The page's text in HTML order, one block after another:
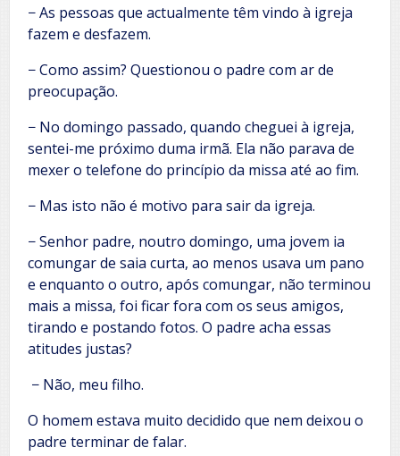
− As pessoas que actualmente têm vindo à igreja
fazem e desfazem.
− Como assim? Questionou o padre com ar de
preocupação.
− No domingo passado, quando cheguei à igreja,
sentei-me próximo duma irmã. Ela não parava de
mexer o telefone do princípio da missa até ao fim.
− Mas isto não é motivo para sair da igreja.
− Senhor padre, noutro domingo, uma jovem ia
comungar de saia curta, ao menos usava um pano
e enquanto o outro, após comungar, não terminou
mais a missa, foi ficar fora com os seus amigos,
tirando e postando fotos. O padre acha essas
atitudes justas?
− Não, meu filho.
O homem estava muito decidido que nem deixou o
padre terminar de falar.